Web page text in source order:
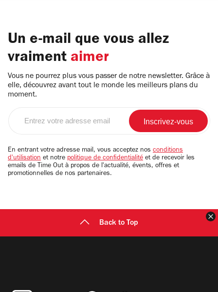
Un e-mail que vous allez
vraiment aimer
Vous ne pourrez plus vous passer de notre newsletter. Grâce à
elle, découvrez avant tout le monde les meilleurs plans du
moment.
email
En entrant votre adresse mail, vous acceptez nos conditions
d'utilisation et notre politique de confidentialité et de recevoir les
emails de Time Out à propos de l'actualité, évents, offres et
promotionnelles de nos partenaires.
Back to Top